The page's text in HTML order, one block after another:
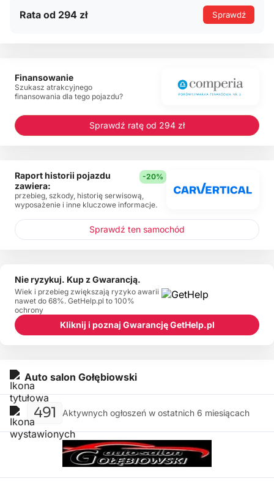
Rata od 294 zł Sprawdź
Auto salon Gołębiowski
491 Aktywnych ogłoszeń w ostatnich 6 miesiącach
Finansowanie
Szukasz atrakcyjnego
finansowania dla tego pojazdu?
Sprawdź ratę od 294 zł
Raport historii pojazdu
zawiera:
-20%
przebieg, szkody, historię serwisową,
wyposażenie i inne kluczowe informacje.
Sprawdź ten samochód
Nie ryzykuj. Kup z Gwarancją.
Wiek i przebieg zwiększają ryzyko awarii
nawet do 68%. GetHelp.pl to 100%
ochrony
Kliknij i poznaj Gwarancję GetHelp.pl